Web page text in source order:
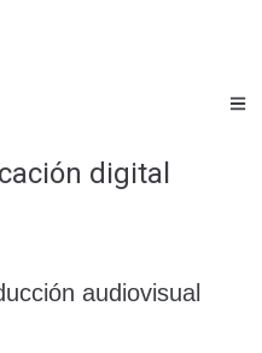
digital
audiovisual